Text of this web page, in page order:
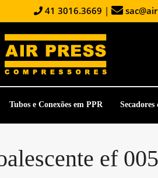
41 3016.3669 |
Tubos e Conexões em PPR Secadores
ef